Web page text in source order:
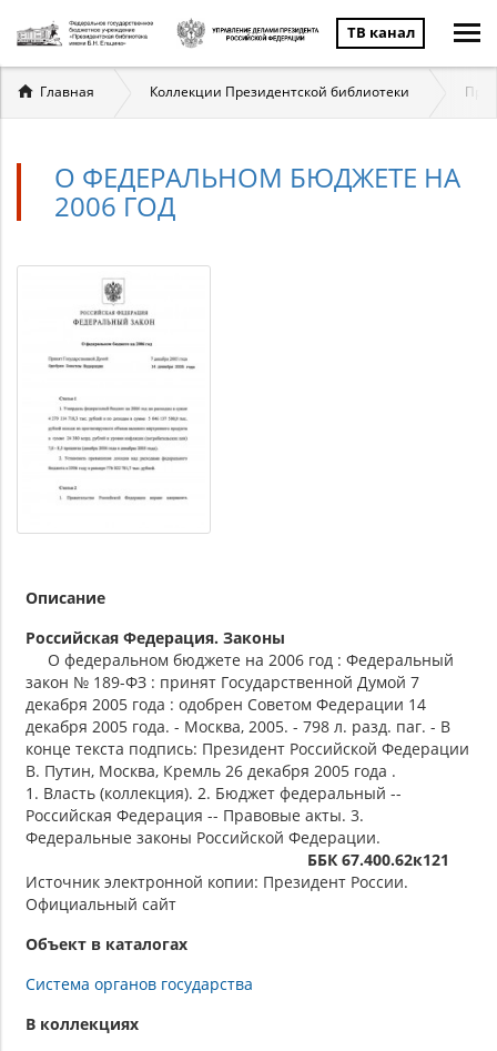
ТВ канал
Вы
здесь
Главная Коллекции Президентской библиотеки
О ФЕДЕРАЛЬНОМ БЮДЖЕТЕ НА
2006 ГОД
Описание
Российская Федерация. Законы
О федеральном бюджете на 2006 год : Федеральный
закон № 189-ФЗ : принят Государственной Думой 7
декабря 2005 года : одобрен Советом Федерации 14
декабря 2005 года. - Москва, 2005. - 798 л. разд. паг. - В
конце текста подпись: Президент Российской Федерации
В. Путин, Москва, Кремль 26 декабря 2005 года .
1. Власть (коллекция). 2. Бюджет федеральный --
Российская Федерация -- Правовые акты. 3.
Федеральные законы Российской Федерации.
ББК 67.400.62к121
Источник электронной копии: Президент России.
Официальный сайт
Объект в каталогах
Система органов государства
В коллекциях